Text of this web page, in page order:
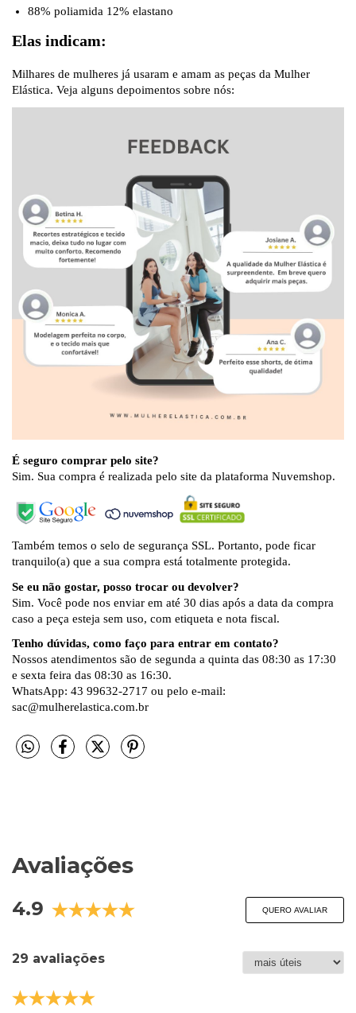
88% poliamida 12% elastano
Elas indicam:
Milhares de mulheres já usaram e amam as peças da Mulher
Elástica. Veja alguns depoimentos sobre nós:
É seguro comprar pelo site?
Sim. Sua compra é realizada pelo site da plataforma Nuvemshop.
Também temos o selo de segurança SSL. Portanto, pode ficar
tranquilo(a) que a sua compra está totalmente protegida.
Se eu não gostar, posso trocar ou devolver?
Sim. Você pode nos enviar em até 30 dias após a data da compra
caso a peça esteja sem uso, com etiqueta e nota fiscal.
Tenho dúvidas, como faço para entrar em contato?
Nossos atendimentos são de segunda a quinta das 08:30 as 17:30
e sexta feira das 08:30 as 16:30.
WhatsApp: 43 99632-2717 ou pelo e-mail:
sac@mulherelastica.com.br
Avaliações
4.9 QUERO AVALIAR
29 avaliações